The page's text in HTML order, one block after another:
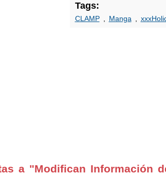
Tags:
CLAMP, Manga
a "Modifican Información